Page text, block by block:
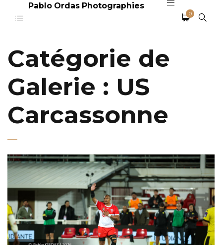
Pablo Ordas Photographies
0
Catégorie de
Galerie : US
Carcassonne